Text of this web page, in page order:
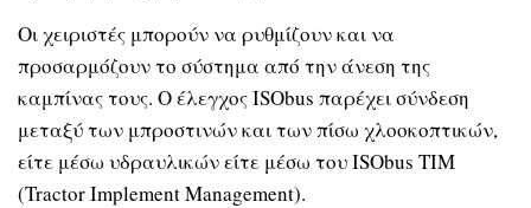
Οι χειριστές μπορούν να ρυθμίζουν και να
προσαρμόζουν το σύστημα από την άνεση της
καμπίνας τους. Ο έλεγχος ISObus παρέχει σύνδεση
μεταξύ των μπροστινών και των πίσω χλοοκοπτικών,
είτε μέσω υδραυλικών είτε μέσω του ISObus TIM
(Tractor Implement Management).